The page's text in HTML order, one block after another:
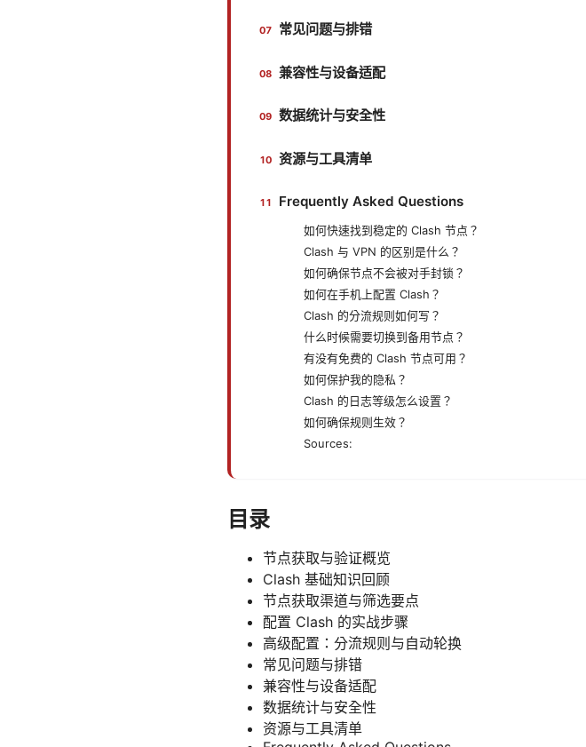
常见问题与排错
兼容性与设备适配
数据统计与安全性
资源与工具清单
Frequently Asked Questions
如何快速找到稳定的 Clash 节点？
Clash 与 VPN 的区别是什么？
如何确保节点不会被对手封锁？
如何在手机上配置 Clash？
Clash 的分流规则如何写？
什么时候需要切换到备用节点？
有没有免费的 Clash 节点可用？
如何保护我的隐私？
Clash 的日志等级怎么设置？
如何确保规则生效？
Sources:
目录
节点获取与验证概览
Clash 基础知识回顾
节点获取渠道与筛选要点
配置 Clash 的实战步骤
高级配置：分流规则与自动轮换
常见问题与排错
兼容性与设备适配
数据统计与安全性
资源与工具清单